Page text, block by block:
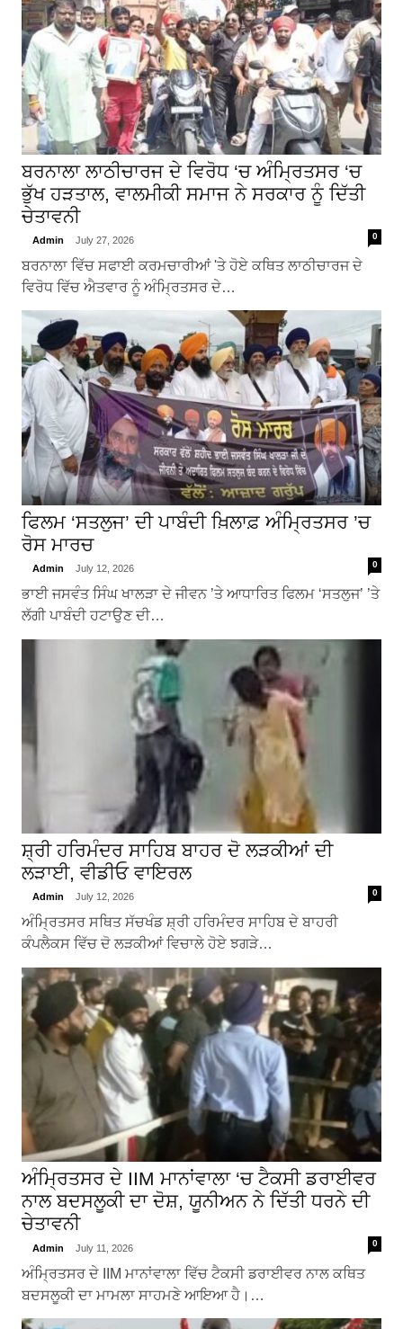
ਬਰਨਾਲਾ ਲਾਠੀਚਾਰਜ ਦੇ ਵਿਰੋਧ ‘ਚ ਅੰਮ੍ਰਿਤਸਰ ‘ਚ
ਭੁੱਖ ਹੜਤਾਲ, ਵਾਲਮੀਕੀ ਸਮਾਜ ਨੇ ਸਰਕਾਰ ਨੂੰ ਦਿੱਤੀ
ਚੇਤਾਵਨੀ
Admin July 27, 2026 0
ਬਰਨਾਲਾ ਵਿੱਚ ਸਫਾਈ ਕਰਮਚਾਰੀਆਂ 'ਤੇ ਹੋਏ ਕਥਿਤ ਲਾਠੀਚਾਰਜ ਦੇ
ਵਿਰੋਧ ਵਿੱਚ ਐਤਵਾਰ ਨੂੰ ਅੰਮ੍ਰਿਤਸਰ ਦੇ…
ਫਿਲਮ ‘ਸਤਲੁਜ’ ਦੀ ਪਾਬੰਦੀ ਖ਼ਿਲਾਫ਼ ਅੰਮ੍ਰਿਤਸਰ ’ਚ
ਰੋਸ ਮਾਰਚ
Admin July 12, 2026 0
ਭਾਈ ਜਸਵੰਤ ਸਿੰਘ ਖਾਲੜਾ ਦੇ ਜੀਵਨ ’ਤੇ ਆਧਾਰਿਤ ਫਿਲਮ ‘ਸਤਲੁਜ’ ’ਤੇ
ਲੱਗੀ ਪਾਬੰਦੀ ਹਟਾਉਣ ਦੀ…
ਸ਼੍ਰੀ ਹਰਿਮੰਦਰ ਸਾਹਿਬ ਬਾਹਰ ਦੋ ਲੜਕੀਆਂ ਦੀ
ਲੜਾਈ, ਵੀਡੀਓ ਵਾਇਰਲ
Admin July 12, 2026 0
ਅੰਮ੍ਰਿਤਸਰ ਸਥਿਤ ਸੱਚਖੰਡ ਸ਼੍ਰੀ ਹਰਿਮੰਦਰ ਸਾਹਿਬ ਦੇ ਬਾਹਰੀ
ਕੰਪਲੈਕਸ ਵਿੱਚ ਦੋ ਲੜਕੀਆਂ ਵਿਚਾਲੇ ਹੋਏ ਝਗੜੇ…
ਅੰਮ੍ਰਿਤਸਰ ਦੇ IIM ਮਾਨਾਂਵਾਲਾ ‘ਚ ਟੈਕਸੀ ਡਰਾਈਵਰ
ਨਾਲ ਬਦਸਲੂਕੀ ਦਾ ਦੋਸ਼, ਯੂਨੀਅਨ ਨੇ ਦਿੱਤੀ ਧਰਨੇ ਦੀ
ਚੇਤਾਵਨੀ
Admin July 11, 2026 0
ਅੰਮ੍ਰਿਤਸਰ ਦੇ IIM ਮਾਨਾਂਵਾਲਾ ਵਿੱਚ ਟੈਕਸੀ ਡਰਾਈਵਰ ਨਾਲ ਕਥਿਤ
ਬਦਸਲੂਕੀ ਦਾ ਮਾਮਲਾ ਸਾਹਮਣੇ ਆਇਆ ਹੈ।…